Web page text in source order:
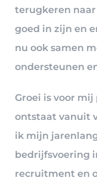
terugkeren
goed in zijn en
nu ook samen
ondersteunen
Groei is voor
ontstaat vanuit
ik mijn
bedrijfsvoering
recruitment en